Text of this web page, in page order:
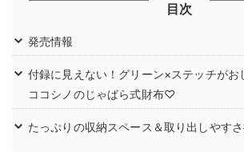
目次
発売情報
付録に見えない！グリーン×ステッチがお
ココシノのじゃばら式財布♡
たっぷりの収納スペース＆取り出しやすさ